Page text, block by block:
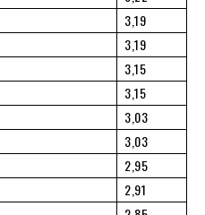
3,19
3,19
3,15
3,15
3,03
3,03
2,95
2,91